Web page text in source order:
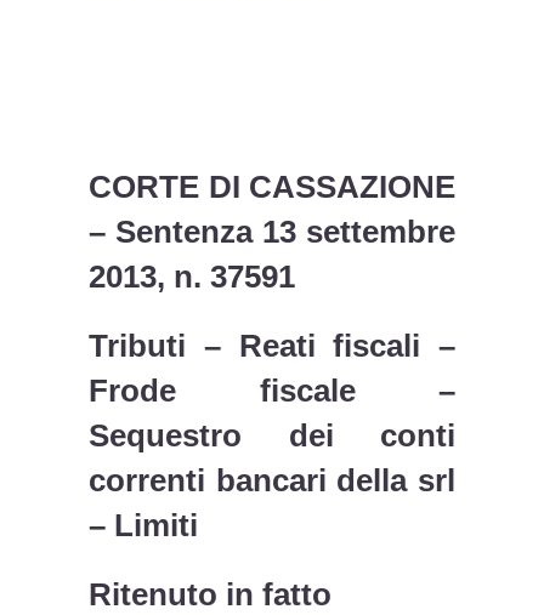
CORTE DI CASSAZIONE
– Sentenza 13 settembre
2013, n. 37591
Tributi – Reati fiscali –
Frode fiscale –
Sequestro dei conti
correnti bancari della srl
– Limiti
Ritenuto in fatto